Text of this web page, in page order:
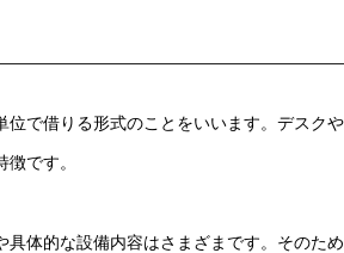
で借りる形式のことをいいます。デスク
です。
体的な設備内容はさまざまです。そのた